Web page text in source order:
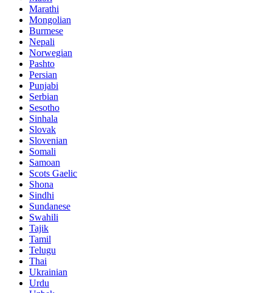
Marathi
Mongolian
Burmese
Nepali
Norwegian
Pashto
Persian
Punjabi
Serbian
Sesotho
Sinhala
Slovak
Slovenian
Somali
Samoan
Scots Gaelic
Shona
Sindhi
Sundanese
Swahili
Tajik
Tamil
Telugu
Thai
Ukrainian
Urdu